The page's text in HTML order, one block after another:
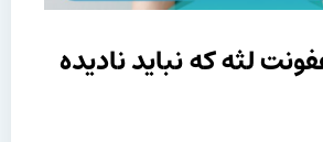
لثه که نباید نادیده